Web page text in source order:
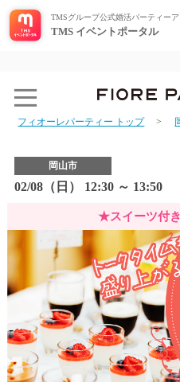
TMSグループ公式婚活パーティーア
TMS イベントポータル
フィオーレパーティー トップ
岡山市
02/08（日） 12:30 ～ 13:50
★スイーツ付